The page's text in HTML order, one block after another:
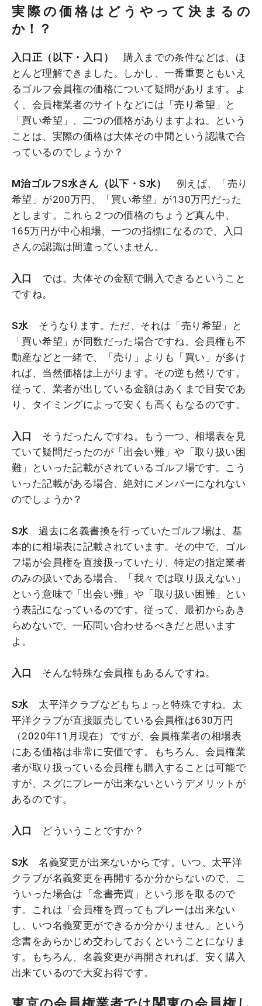
実際の価格はどうやって決まるの
か！？
入口正（以下・入口）
購入までの条件などは、ほ
とんど理解できました。しかし、一番重要ともいえ
るゴルフ会員権の価格について疑問があります。よ
く、会員権業者のサイトなどには「売り希望」と
「買い希望」、二つの価格がありますよね。という
ことは、実際の価格は大体その中間という認識で合
っているのでしょうか？
M治ゴルフS水さん（以下・S水）
例えば、「売り
希望」が200万円、「買い希望」が130万円だった
とします。これら２つの価格のちょうど真ん中、
165万円が中心相場、一つの指標になるので、入口
さんの認識は間違っていません。
入口
では。大体その金額で購入できるということ
ですね。
S水 そうなります。ただ、それは「売り希望」と
「買い希望」が同数だった場合ですね。会員権も不
動産などと一緒で、「売り」よりも「買い」が多け
れば、当然価格は上がります。その逆も然りです。
従って、業者が出している金額はあくまで目安であ
り、タイミングによって安くも高くもなるのです。
入口
そうだったんですね。もう一つ、相場表を見
ていて疑問だったのが「出会い難」や「取り扱い困
難」といった記載がされているゴルフ場です。こう
いった記載がある場合、絶対にメンバーになれない
のでしょうか？
S水 過去に名義書換を行っていたゴルフ場は、基
本的に相場表に記載されています。その中で、ゴル
フ場が会員権を直接扱っていたり、特定の指定業者
のみの扱いである場合、「我々では取り扱えない」
という意味で「出会い難」や「取り扱い困難」とい
う表記になっているのです。従って、最初からあき
らめないで、一応問い合わせるべきだと思います
よ。
入口 そんな特殊な会員権もあるんですね。
S水 太平洋クラブなどもちょっと特殊ですね。太
平洋クラブが直接販売している会員権は630万円
（2020年11月現在）ですが、会員権業者の相場表
にある価格は非常に安価です。もちろん、会員権業
者が取り扱っている会員権も購入することは可能で
すが、スグにプレーが出来ないというデメリットが
あるのです。
入口 どういうことですか？
S水 名義変更が出来ないからです。いつ、太平洋
クラブが名義変更を再開するか分からないので、こ
ういった場合は「念書売買」という形を取るので
す。これは「会員権を買ってもプレーは出来ない
し、いつ名義変更ができるか分かりません」という
念書をあらかじめ交わしておくということになりま
す。もちろん、名義変更が再開されれば、安く購入
出来ているので大変お得です。